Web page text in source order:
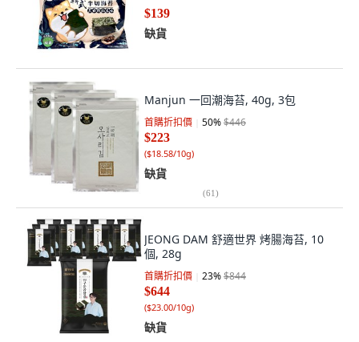
$139
缺貨
Manjun 一回潮海苔, 40g, 3包
首購折扣價 50%$446
$223
($18.58/10g)
缺貨
(61)
JEONG DAM 舒適世界 烤腸海苔, 10
個, 28g
首購折扣價 23%$844
$644
($23.00/10g)
缺貨